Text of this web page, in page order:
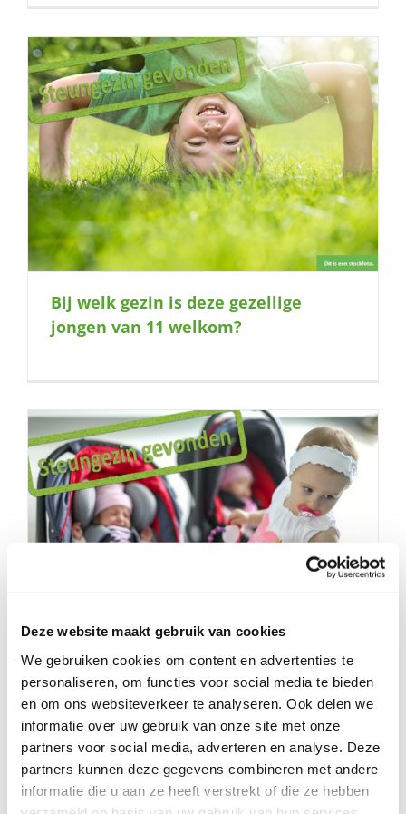
Deze website maakt gebruik van cookies
We gebruiken cookies om content en advertenties te
personaliseren, om functies voor social media te bieden
en om ons websiteverkeer te analyseren. Ook delen we
informatie over uw gebruik van onze site met onze
partners voor social media, adverteren en analyse. Deze
partners kunnen deze gegevens combineren met andere
informatie die u aan ze heeft verstrekt of die ze hebben
Bij welk gezin is deze gezellige
jongen van 11 welkom?
Hier ga je zelfs in de winter van
smelten!